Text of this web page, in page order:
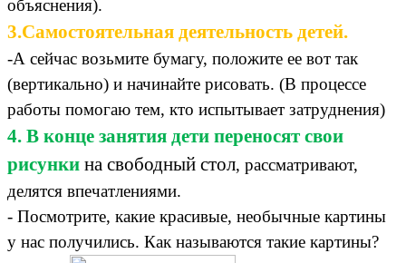
объяснения).
3.Самостоятельная деятельность детей.
-А сейчас возьмите бумагу, положите ее вот так
(вертикально) и начинайте рисовать. (В процессе
работы помогаю тем, кто испытывает затруднения)
4. В конце занятия дети переносят свои
рисунки на свободный стол, рассматривают,
делятся впечатлениями.
- Посмотрите, какие красивые, необычные картины
у нас получились. Как называются такие картины?